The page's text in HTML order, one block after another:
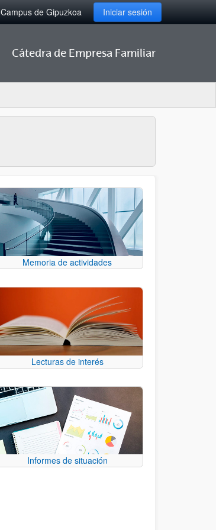
Campus de Gipuzkoa Iniciar sesión
Cátedra de Empresa Familiar
Memoria de actividades
Lecturas de interés
Informes de situación